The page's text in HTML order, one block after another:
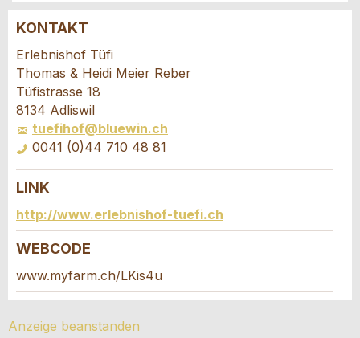
Anzeige beanstanden
Ihr Feedback wird sehr geschätzt!
Allgemeines Feedback
Anzeige nicht mehr gültig
Anzeige unvollständig
Anzeige weiterempfehlen
Empfehlen Sie diese Anzeige an Freunde weiter.
KONTAKT
Erlebnishof Tüfi
Thomas & Heidi Meier Reber
Tüfistrasse 18
8134 Adliswil
tuefihof@bluewin.ch
0041 (0)44 710 48 81
Buchungsanfrage
Verfassen Sie eine Nachricht für die
Kontaktpersonen dieser Anzeige.
LINK
http://www.erlebnishof-tuefi.ch
WEBCODE
www.myfarm.ch/LKis4u
Anzeige beanstanden